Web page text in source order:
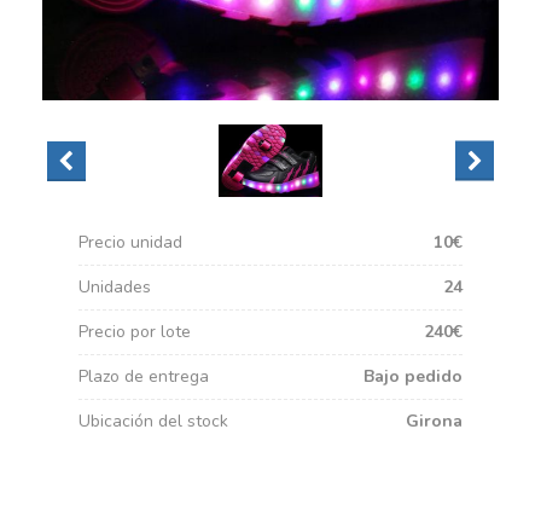
Precio unidad
10€
Unidades
24
Precio por lote
240€
Plazo de entrega
Bajo pedido
Ubicación del stock
Girona